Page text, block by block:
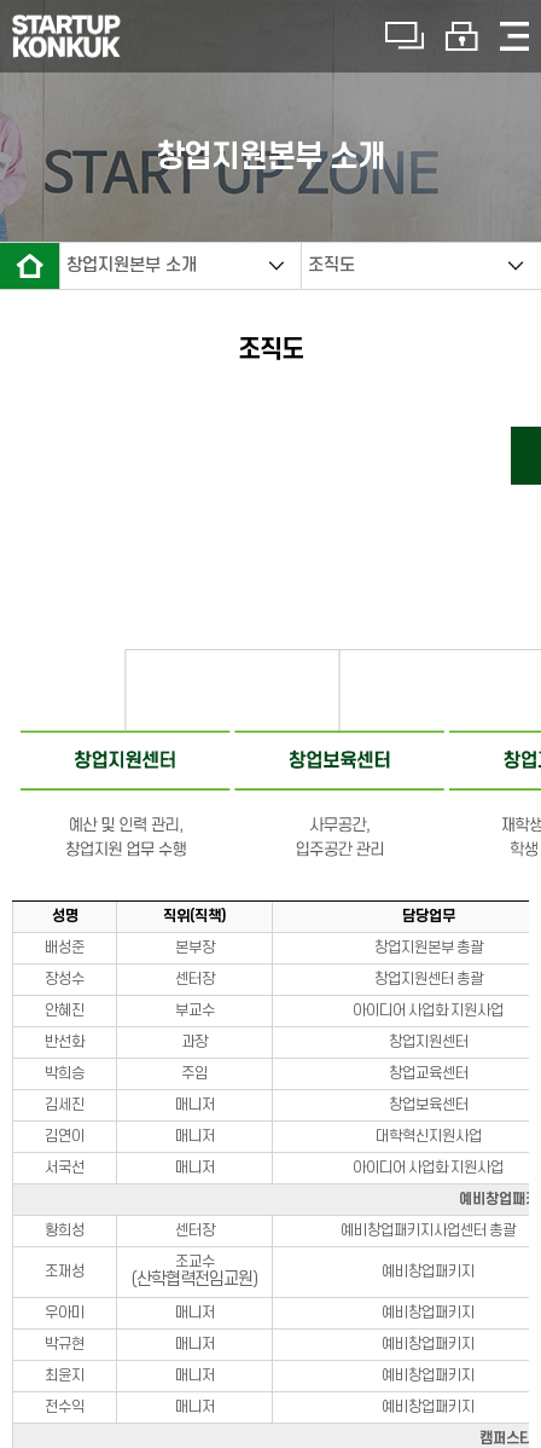
기관소개
언론보도
뉴스레터
오시는길
사업공고
내부사업공고
외부사업공고
사업공고(메이커스페이스)
창업인프라
창업인프라 소개
창업지원센터
메이커스페이스센터
공간대여시스템
장비대여시스템
창업지원본부 소개
창업지원본부 소개 조직도
조직도
성명 직위(직책)
담당업무
배성준
본부장
창업지원본부 총괄
장성수
센터장
창업지원센터 총괄
안혜진
부교수
아이디어 사업화 지원사업
반선화
과장
창업지원센터
박희승
주임
창업교육센터
김세진
매니저
창업보육센터
김연이
매니저
대학혁신지원사업
서국선
매니저
아이디어 사업화 지원사업
예비창업패
황희성
센터장 예비창업패키지사업센터 총괄
조재성
조교수
(산학협력전임교원) 예비창업패키지
우아미 매니저
예비창업패키지
박규현
매니저
예비창업패키지
최윤지
매니저
예비창업패키지
전수익
매니저
예비창업패키지
캠퍼스타